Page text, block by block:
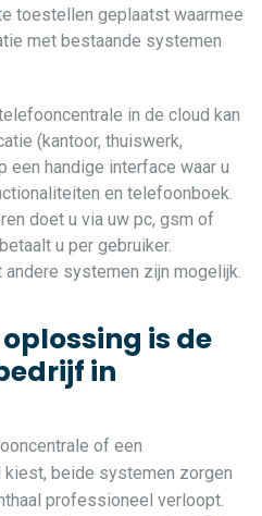
toestellen geplaatst waarmee
met bestaande systemen
in de cloud kan
(kantoor, thuiswerk,
een handige interface waar u
en telefoonboek.
doet u via uw pc, gsm of
u per gebruiker.
systemen zijn mogelijk.
is de
in
of een
beide systemen zorgen
professioneel verloopt.